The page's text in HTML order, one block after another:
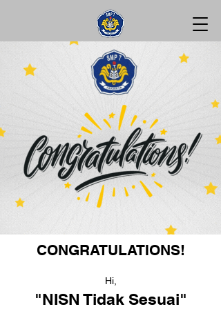
CONGRATULATIONS!
Hi,
"NISN Tidak Sesuai"